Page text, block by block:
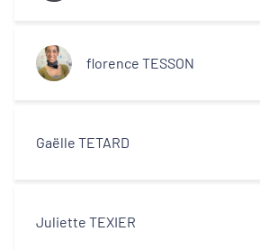
florence TESSON
Gaëlle TETARD
Juliette TEXIER